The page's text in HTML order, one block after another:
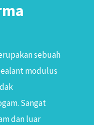
sebuah
modulus
Sangat
dan luar